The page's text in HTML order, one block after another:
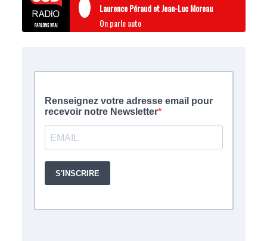
Laurence Péraud et Jean-Luc Moreau
On parle auto